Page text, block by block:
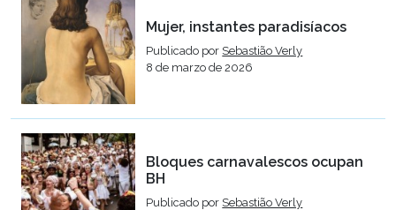
Mujer, instantes paradisíacos
Publicado por Sebastião Verly
8 de marzo de 2026
Bloques carnavalescos ocupan
BH
Publicado por Sebastião Verly